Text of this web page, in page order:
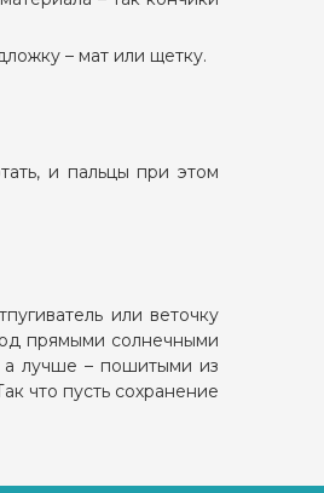
– мат или щетку.
и пальцы при этом
или веточку
прямыми солнечными
а лучше – пошитыми из
что пусть сохранение